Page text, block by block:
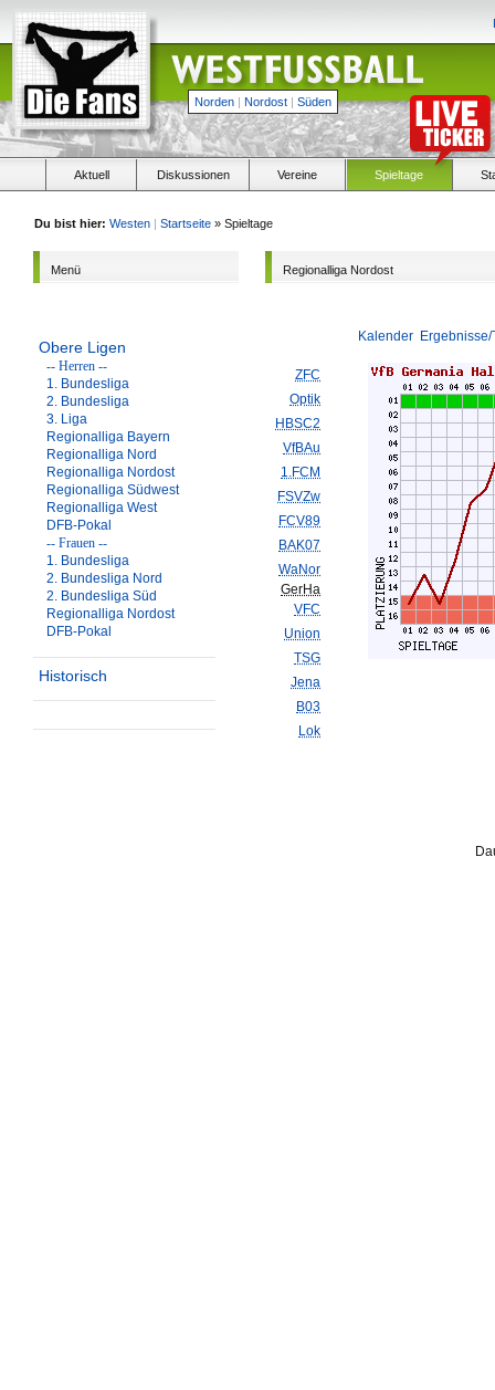
Norden | Nordost | Süden
Aktuell Diskussionen Vereine Spieltage
Du bist hier: Westen | Startseite » Spieltage
Menü
Obere Ligen
-- Herren --
1. Bundesliga
2. Bundesliga
3. Liga
Regionalliga Bayern
Regionalliga Nord
Regionalliga Nordost
Regionalliga Südwest
Regionalliga West
DFB-Pokal
-- Frauen --
1. Bundesliga
2. Bundesliga Nord
2. Bundesliga Süd
Regionalliga Nordost
DFB-Pokal
Historisch
Regionalliga Nordost
Kalender
ZFC
Optik
HBSC2
VfBAu
1.FCM
FSVZw
FCV89
BAK07
WaNor
GerHa
VFC
Union
TSG
Jena
B03
Lok